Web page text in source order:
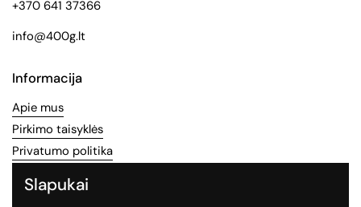
+370 641 37366
info@400g.lt
Informacija
Apie mus
Pirkimo taisyklės
Privatumo politika
Socialinės medijos
Slapukai